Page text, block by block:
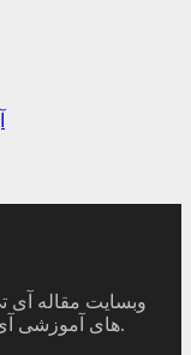
های آموزشی آی تی و کامپیوتر شروع به فعالیت کرده است.